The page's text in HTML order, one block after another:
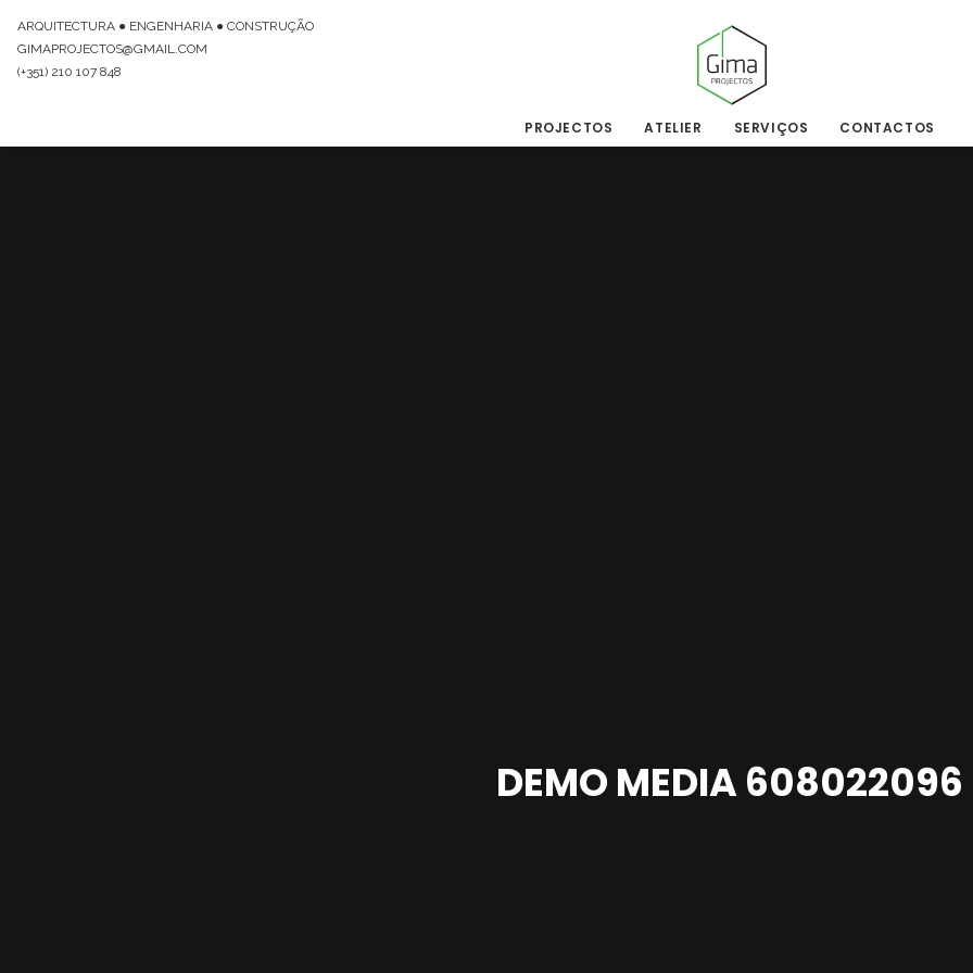
ARQUITECTURA ● ENGENHARIA ● CONSTRUÇÃO
GIMAPROJECTOS@GMAIL.COM
(+351) 210 107 848
PROJECTOS ATELIER SERVIÇOS CONTACTOS
DEMO MEDIA 608022096